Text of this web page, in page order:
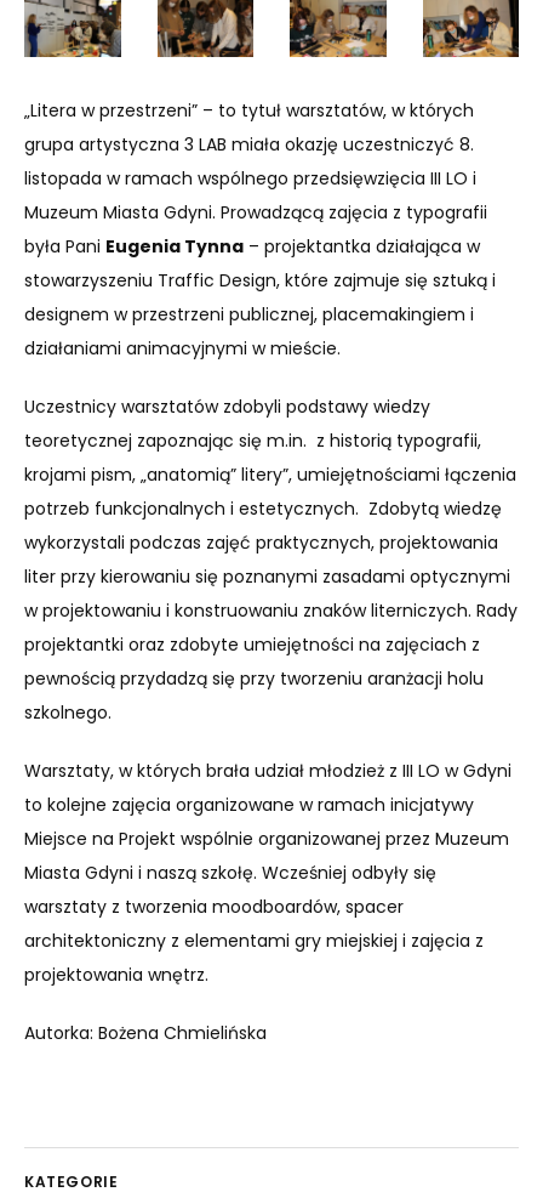
„Litera w przestrzeni” – to tytuł warsztatów, w których
grupa artystyczna 3 LAB miała okazję uczestniczyć 8.
listopada w ramach wspólnego przedsięwzięcia III LO i
Muzeum Miasta Gdyni. Prowadzącą zajęcia z typografii
była Pani Eugenia Tynna – projektantka działająca w
stowarzyszeniu Traffic Design, które zajmuje się sztuką i
designem w przestrzeni publicznej, placemakingiem i
działaniami animacyjnymi w mieście.
Uczestnicy warsztatów zdobyli podstawy wiedzy
teoretycznej zapoznając się m.in. z historią typografii,
krojami pism, „anatomią” litery”, umiejętnościami łączenia
potrzeb funkcjonalnych i estetycznych. Zdobytą wiedzę
wykorzystali podczas zajęć praktycznych, projektowania
liter przy kierowaniu się poznanymi zasadami optycznymi
w projektowaniu i konstruowaniu znaków literniczych. Rady
projektantki oraz zdobyte umiejętności na zajęciach z
pewnością przydadzą się przy tworzeniu aranżacji holu
szkolnego.
Warsztaty, w których brała udział młodzież z III LO w Gdyni
to kolejne zajęcia organizowane w ramach inicjatywy
Miejsce na Projekt wspólnie organizowanej przez Muzeum
Miasta Gdyni i naszą szkołę. Wcześniej odbyły się
warsztaty z tworzenia moodboardów, spacer
architektoniczny z elementami gry miejskiej i zajęcia z
projektowania wnętrz.
Autorka: Bożena Chmielińska
KATEGORIE